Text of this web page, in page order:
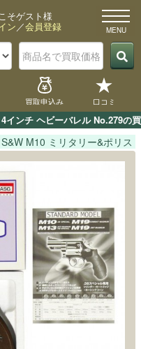
ンチ ヘビーバレル No.279の
そゲスト様
ン／会員登録
買取申込み 口コミ
M10 ミリタリー&ポリス